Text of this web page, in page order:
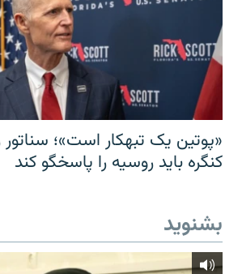
«پوتین یک تبهکار است»؛
کنگره باید روسیه را پاسخگو کند
بشنوید